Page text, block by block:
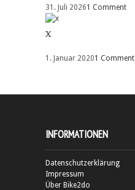
31. Juli 20261 Comment
x
1. Januar 20201 Comment
INFORMATIONEN
Datenschutzerklärung
Impressum
Über Bike2do